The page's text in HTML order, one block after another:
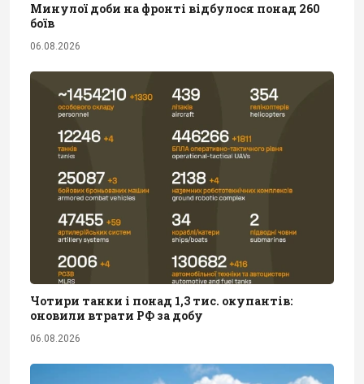
Минулої доби на фронті відбулося понад 260
боїв
06.08.2026
Чотири танки і понад 1,3 тис. окупантів:
оновили втрати РФ за добу
06.08.2026